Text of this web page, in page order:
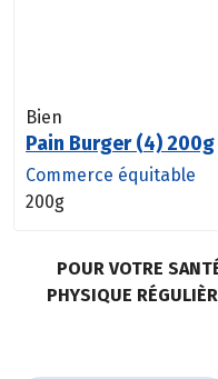
Bien
Pain Burger (4) 200g
Commerce équitable
200g
POUR VOTRE
PHYSIQUE